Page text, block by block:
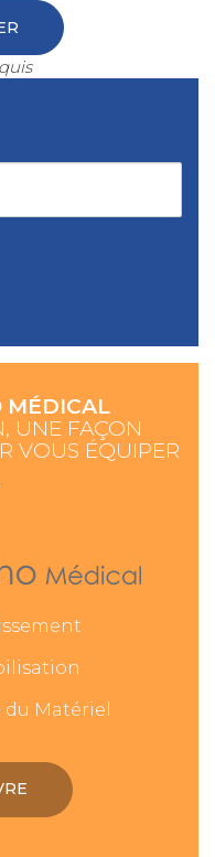
MÉDICAL
UNE FAÇON
VOUS ÉQUIPER
Matériel